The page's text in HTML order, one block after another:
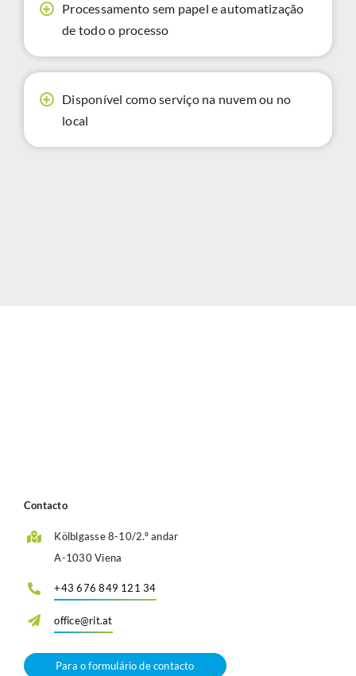
Processamento sem papel e automatização
de todo o processo
Disponível como serviço na nuvem ou no
local
Contacto
Kölblgasse 8-10/2.º andar
A-1030 Viena
+43 676 849 121 34
office@rit.at
Para o formulário de contacto